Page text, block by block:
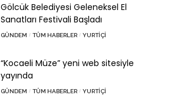
Gölcük Belediyesi Geleneksel El
Sanatları Festivali Başladı
GÜNDEM TÜM HABERLER YURTIÇI
“Kocaeli Müze” yeni web sitesiyle
yayında
GÜNDEM TÜM HABERLER YURTIÇI